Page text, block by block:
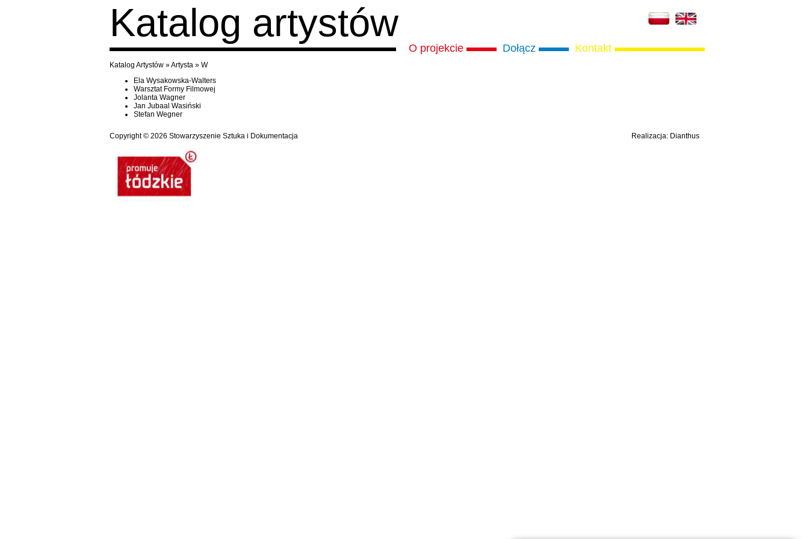
Katalog artystów
O projekcie Dołącz Kontakt
Katalog Artystów »Artysta » W
Ela Wysakowska-Walters
Warsztat Formy Filmowej
Jolanta Wagner
Jan Jubaal Wasiński
Stefan Wegner
Copyright © 2026 Stowarzyszenie Sztuka i Dokumentacja Realizacja: Dianthus